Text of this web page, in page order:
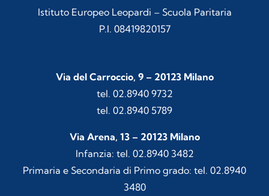
Istituto Europeo Leopardi – Scuola Paritaria
P.I. 08419820157
Via del Carroccio, 9 – 20123 Milano
tel. 02.8940 9732
tel. 02.8940 5789
Via Arena, 13 – 20123 Milano
Infanzia: tel. 02.8940 3482
Primaria e Secondaria di Primo grado: tel. 02.8940
3480